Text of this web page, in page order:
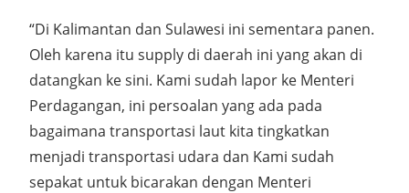
“Di Kalimantan dan Sulawesi ini sementara panen.
Oleh karena itu supply di daerah ini yang akan di
datangkan ke sini. Kami sudah lapor ke Menteri
Perdagangan, ini persoalan yang ada pada
bagaimana transportasi laut kita tingkatkan
menjadi transportasi udara dan Kami sudah
sepakat untuk bicarakan dengan Menteri